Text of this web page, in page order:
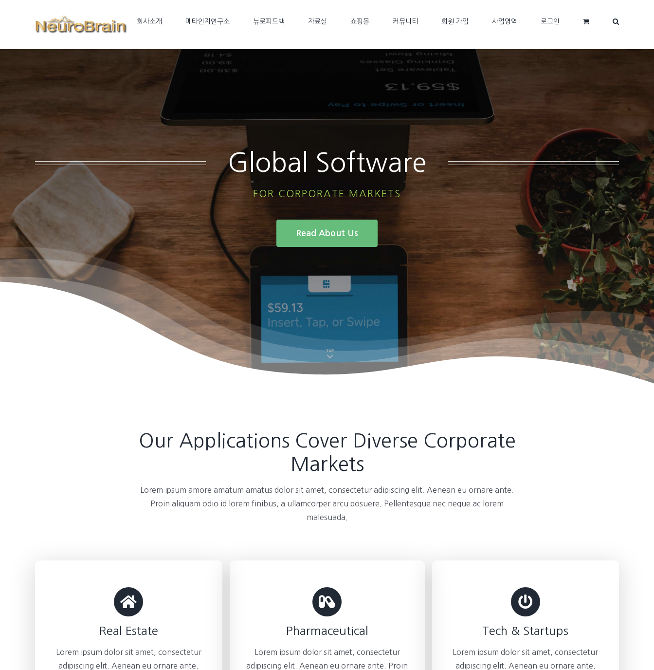
회사소개 메타인지연구소 뉴로피드백 자료실 쇼핑몰 커뮤니티 회원 가입 사업영역 로그인
Global Software
FOR CORPORATE MARKETS
Read About Us
Our Applications Cover Diverse Corporate
Markets
Lorem ipsum amore amatum amatus dolor sit amet, consectetur adipiscing elit. Aenean eu ornare ante.
Proin aliquam odio id lorem finibus, a ullamcorper arcu posuere. Pellentesque nec neque ac lorem
malesuada.
Real Estate
Lorem ipsum dolor sit amet, consectetur
adipiscing elit. Aenean eu ornare ante.
Pharmaceutical
Lorem ipsum dolor sit amet, consectetur
adipiscing elit. Aenean eu ornare ante. Proin
Tech & Startups
Lorem ipsum dolor sit amet, consectetur
adipiscing elit. Aenean eu ornare ante.